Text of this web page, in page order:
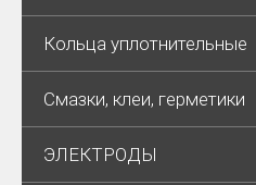
Кольца уплотнительные
Смазки, клеи, герметики
ЭЛЕКТРОДЫ